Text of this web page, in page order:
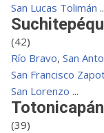
San Lucas Tolimán
(42)
Río Bravo,San
San Francisco
San Lorenzo ...
Totonicapán
(39)